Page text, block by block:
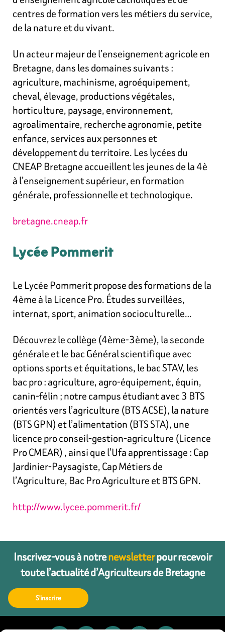
centres de formation vers les métiers du service,
de la nature et du vivant.
Un acteur majeur de l’enseignement agricole en
Bretagne, dans les domaines suivants :
agriculture, machinisme, agroéquipement,
cheval, élevage, productions végétales,
horticulture, paysage, environnement,
agroalimentaire, recherche agronomie, petite
enfance, services aux personnes et
développement du territoire. Les lycées du
CNEAP Bretagne accueillent les jeunes de la 4è
à l’enseignement supérieur, en formation
générale, professionnelle et technologique.
bretagne.cneap.fr
Lycée Pommerit
Le Lycée Pommerit propose des formations de la
4ème à la Licence Pro. Études surveillées,
internat, sport, animation socioculturelle…
Découvrez le collège (4ème-3ème), la seconde
générale et le bac Général scientifique avec
options sports et équitations, le bac STAV, les
bac pro : agriculture, agro-équipement, équin,
canin-félin ; notre campus étudiant avec 3 BTS
orientés vers l’agriculture (BTS ACSE), la nature
(BTS GPN) et l’alimentation (BTS STA), une
licence pro conseil-gestion-agriculture (Licence
Pro CMEAR) , ainsi que l’Ufa apprentissage : Cap
Jardinier-Paysagiste, Cap Métiers de
l’Agriculture, Bac Pro Agriculture et BTS GPN.
http://www.lycee.pommerit.fr/
Inscrivez-vous à notrenewsletterpour recevoir
toute l’actualité d’Agriculteurs de Bretagne
S'inscrire